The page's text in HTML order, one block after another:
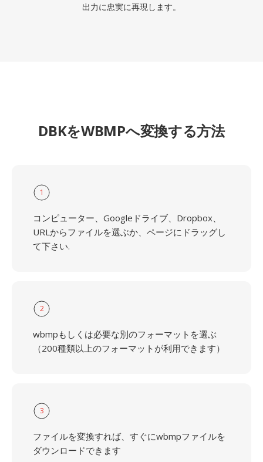
出力に忠実に再現します。
DBKをWBMPへ変換する方法
1
コンピューター、Googleドライブ、Dropbox、
URLからファイルを選ぶか、ページにドラッグし
て下さい.
2
wbmpもしくは必要な別のフォーマットを選ぶ
（200種類以上のフォーマットが利用できます）
3
ファイルを変換すれば、すぐにwbmpファイルを
ダウンロードできます